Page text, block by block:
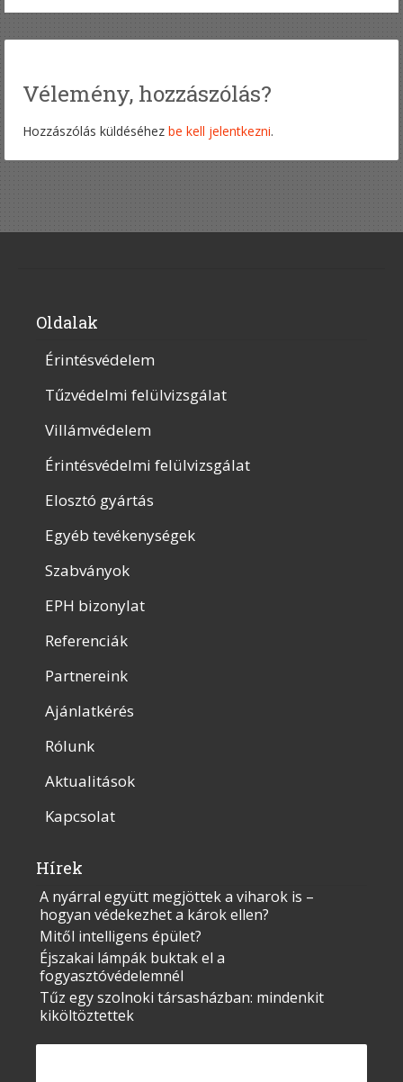
Vélemény, hozzászólás?
Hozzászólás küldéséhez be kell jelentkezni.
Oldalak
Érintésvédelem
Tűzvédelmi felülvizsgálat
Villámvédelem
Érintésvédelmi felülvizsgálat
Elosztó gyártás
Egyéb tevékenységek
Szabványok
EPH bizonylat
Referenciák
Partnereink
Ajánlatkérés
Rólunk
Aktualitások
Kapcsolat
Hírek
A nyárral együtt megjöttek a viharok is –
hogyan védekezhet a károk ellen?
Mitől intelligens épület?
Éjszakai lámpák buktak el a
fogyasztóvédelemnél
Tűz egy szolnoki társasházban: mindenkit
kiköltöztettek